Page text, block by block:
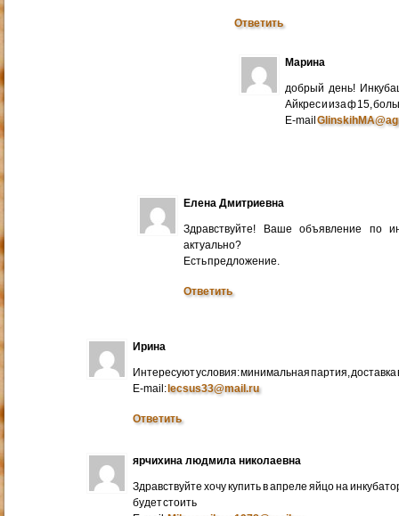
Ответить
Марина
добрый день!
Айкрес и иза ф 15,
E-mail
Елена Дмитриевна
Здравствуйте! Ваше объявление по
актуально?
Есть предложение.
Ответить
Ирина
Интересуют условия: минимальная партия, доставка
E-mail:lecsus33@mail.ru
Ответить
ярчихина людмила николаевна
Здравствуйте хочу купить в апреле яйцо на
будет стоить